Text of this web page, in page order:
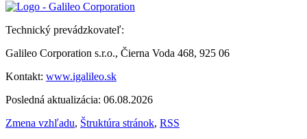
Technický prevádzkovateľ:
Galileo Corporation s.r.o., Čierna Voda 468, 925 06
Kontakt: www.igalileo.sk
Posledná aktualizácia: 06.08.2026
Zmena vzhľadu, Štruktúra stránok, RSS